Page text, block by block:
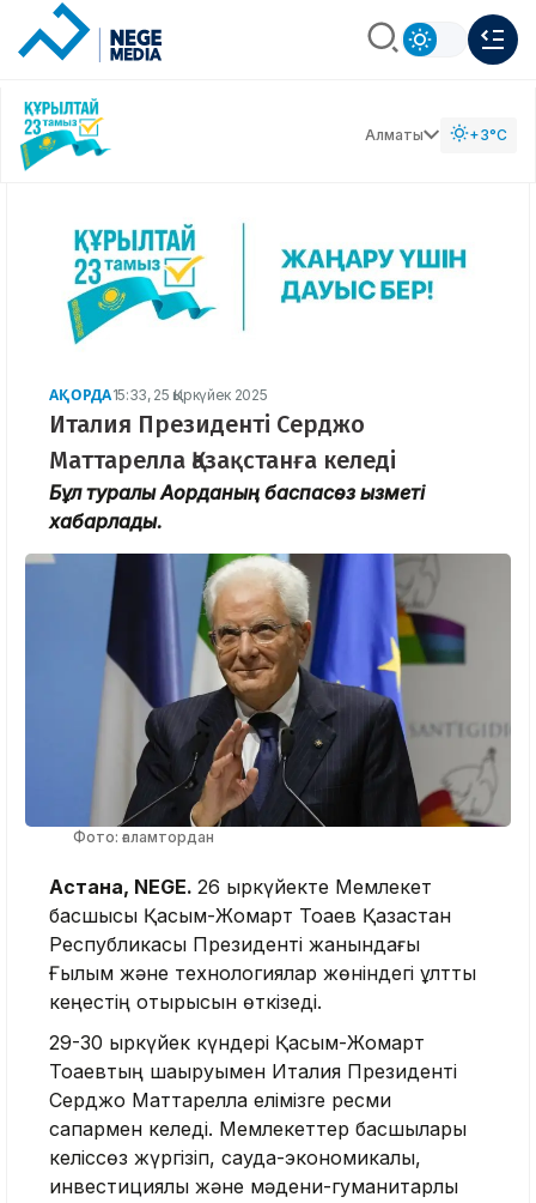
Алматы +3°C
АҚОРДА15:33, 25 Қыркүйек 2025
Италия Президенті Серджо
Маттарелла Қазақстанға келеді
Бұл туралы Ақорданың баспасөз қызметі
хабарлады.
Фото: ғаламтордан
Астана, NEGE. 26 қыркүйекте Мемлекет
басшысы Қасым-Жомарт Тоқаев Қазақстан
Республикасы Президенті жанындағы
Ғылым және технологиялар жөніндегі ұлттық
кеңестің отырысын өткізеді.
29-30 қыркүйек күндері Қасым-Жомарт
Тоқаевтың шақыруымен Италия Президенті
Серджо Маттарелла елімізге ресми
сапармен келеді. Мемлекеттер басшылары
келіссөз жүргізіп, сауда-экономикалық,
инвестициялық және мәдени-гуманитарлық